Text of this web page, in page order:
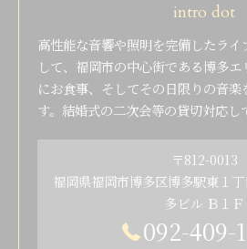
intro dot
高性能な音響や照明を完備したライ
して、福岡市の中心街である博多
にお食事、そしてその日限りの音
す。結婚式の二次会等の貸切対応し
〒812-0013
福岡県福岡市博多区博多駅東１
多ビル Ｂ１Ｆ
092-409-